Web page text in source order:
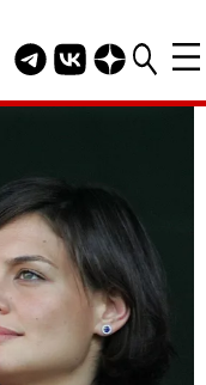
Telegram канал
Группа HELLO
Канал